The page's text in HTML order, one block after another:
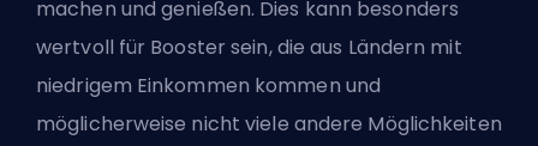
machen und genießen. Dies kann besonders
wertvoll für Booster sein, die aus Ländern mit
niedrigem Einkommen kommen und
möglicherweise nicht viele andere Möglichkeiten